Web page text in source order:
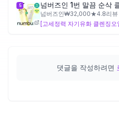
5
넘버즈인₩32,000★4.8리뷰
댓글을 작성하려면